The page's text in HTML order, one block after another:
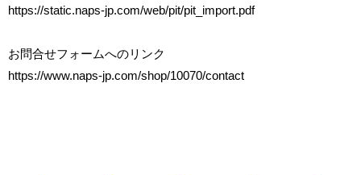
https://static.naps-jp.com/web/pit/pit_import.pdf
お問合せフォームへのリンク
https://www.naps-jp.com/shop/10070/contact